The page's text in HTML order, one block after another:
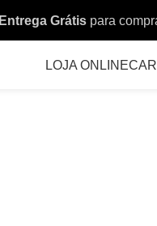
Entrega Grátispara
LOJA ONLINE